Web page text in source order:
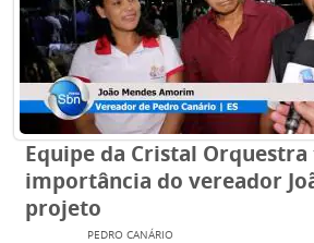
Equipe da Cristal
importância do vereador
projeto
PEDRO CANÁRIO